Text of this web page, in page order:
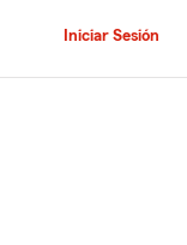
Iniciar Sesión